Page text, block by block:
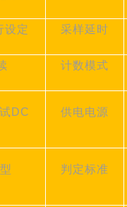
设定 采样延时
计数模式
DC 供电电源
判定标准